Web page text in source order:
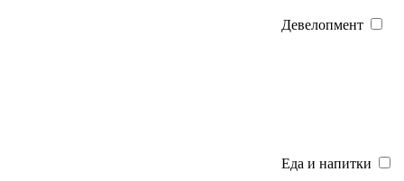
Девелопмент
Еда и напитки